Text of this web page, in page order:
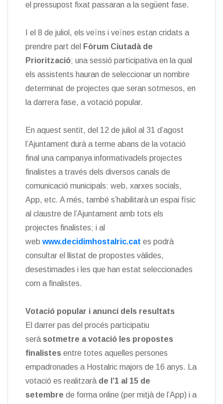
el pressupost fixat passaran a la següent fase.
I el 8 de juliol, els veïns i veïnes estan cridats a
prendre part del
Fòrum Ciutadà de
Priorització; una sessió participativa en la qual
els assistents hauran de seleccionar un nombre
determinat de projectes que seran sotmesos, en
la darrera fase, a votació popular.
En aquest sentit, del 12 de juliol al 31 d’agost
l’Ajuntament durà a terme abans de la votació
final una campanya informativadels projectes
finalistes a través dels diversos canals de
comunicació municipals: web, xarxes socials,
App, etc. A més, també s’habilitarà un espai físic
al claustre de l’Ajuntament amb tots els
projectes finalistes; i al
web www.decidimhostalric.cat es podrà
consultar el llistat de propostes vàlides,
desestimades i les que han estat seleccionades
com a finalistes.
Votació popular i anunci dels resultats
El darrer pas del procés participatiu
serà sotmetre a votació les propostes
finalistes entre totes aquelles persones
empadronades a Hostalric majors de 16 anys. La
votació es realitzarà de l’1 al 15 de
setembre de forma online (per mitjà de l’App) i a